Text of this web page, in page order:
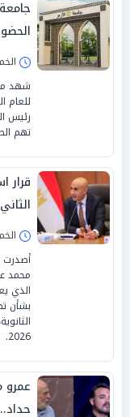
الخميس 18/
شهد
رئيس
تهم
قرار
الخميس 18/
أصدرت
بشأن
2026.
عمرو